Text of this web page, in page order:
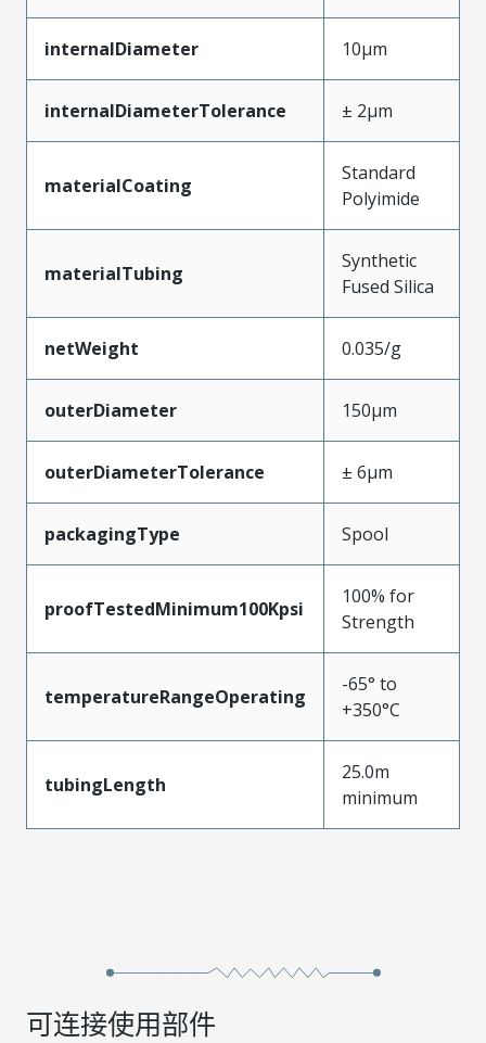
internalDiameter 10µm
internalDiameterTolerance ± 2µm
materialCoating
Standard
Polyimide
materialTubing
Synthetic
Fused Silica
netWeight 0.035/g
outerDiameter 150µm
outerDiameterTolerance ± 6µm
packagingType Spool
proofTestedMinimum100Kpsi
100% for
Strength
temperatureRangeOperating
-65° to
+350°C
tubingLength
25.0m
minimum
可连接使用部件